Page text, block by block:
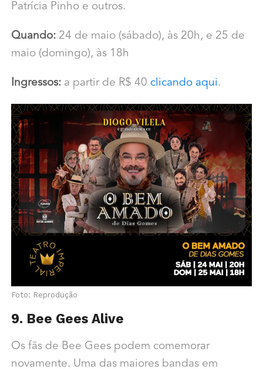
Patrícia Pinho e outros.
Quando:24 de maio (sábado), às 20h, e 25 de
maio (domingo), às 18h
Ingressos:a partir de R$ 40 clicando aqui .
Foto: Reprodução
9. Bee Gees Alive
Os fãs de Bee Gees podem comemorar
novamente. Uma das maiores bandas em